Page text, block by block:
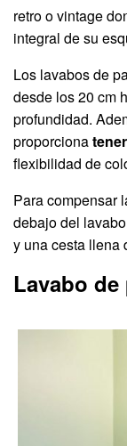
retro o vintage
integral de su
Los lavabos de
desde los 20 cm
profundidad.
proporciona
flexibilidad de
Para compensar
debajo del
y una cesta llena
Lavabo de